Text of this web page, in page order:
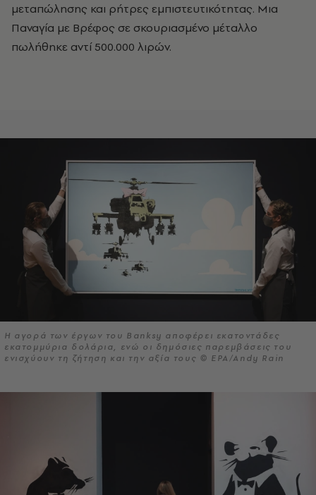
μεταπώλησης και ρήτρες εμπιστευτικότητας. Μια
Παναγία με Βρέφος σε σκουριασμένο μέταλλο
πωλήθηκε αντί 500.000 λιρών.
Η αγορά των έργων του Banksy αποφέρει εκατοντάδες
εκατομμύρια δολάρια, ενώ οι δημόσιες παρεμβάσεις του
ενισχύουν τη ζήτηση και την αξία τους © EPA/Andy Rain